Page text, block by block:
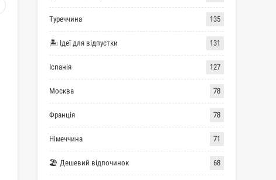
Туреччина 135
🏝 Ідеї для відпустки 131
Іспанія 127
Москва 78
Франція 78
Німеччина 71
🏖 Дешевий відпочинок 68